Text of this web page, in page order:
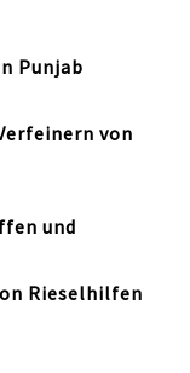
Punjab
von
und
Rieselhilfen